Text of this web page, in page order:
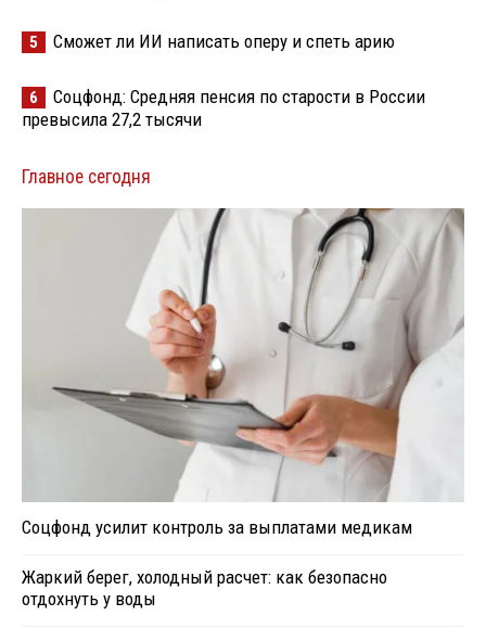
5 Сможет ли ИИ написать оперу и спеть арию
6
Соцфонд: Средняя пенсия по старости в России
превысила 27,2 тысячи
Главное сегодня
Соцфонд усилит контроль за выплатами медикам
Жаркий берег, холодный расчет: как безопасно
отдохнуть у воды